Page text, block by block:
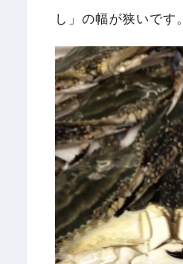
し」の幅が狭いです。